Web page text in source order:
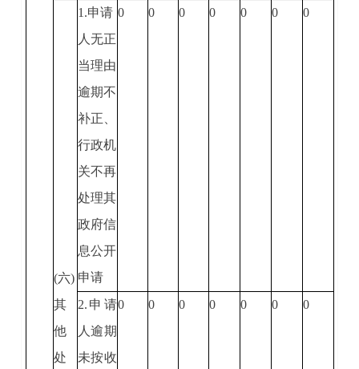
(六)
其
他
处
1.申请
人无正
当理由
逾期不
补正、
行政机
关不再
处理其
政府信
息公开
申请
0 0 0 0 0 0 0
2.申请
人逾期
未按收
0 0 0 0 0 0 0